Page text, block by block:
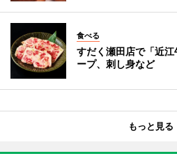
食べる
すだく瀬田店で「近
ープ、刺し身など
もっと見る